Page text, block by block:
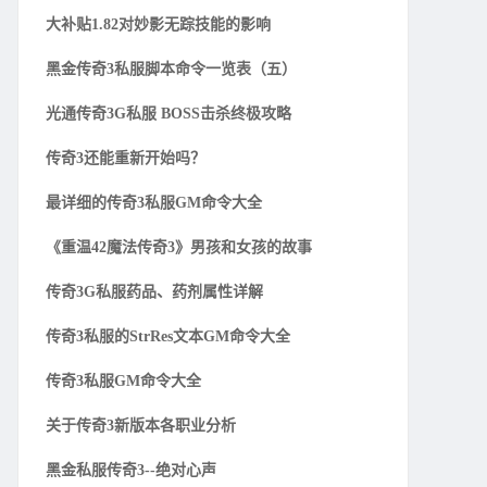
大补贴1.82对妙影无踪技能的影响
黑金传奇3私服脚本命令一览表（五）
光通传奇3G私服 BOSS击杀终极攻略
传奇3还能重新开始吗？
最详细的传奇3私服GM命令大全
《重温42魔法传奇3》男孩和女孩的故事
传奇3G私服药品、药剂属性详解
传奇3私服的StrRes文本GM命令大全
传奇3私服GM命令大全
关于传奇3新版本各职业分析
黑金私服传奇3--绝对心声